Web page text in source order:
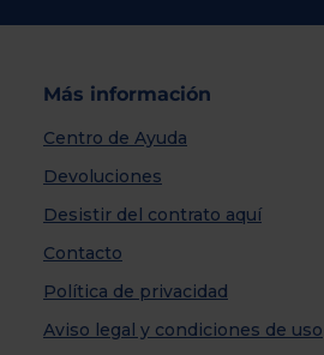
Más información
Centro de Ayuda
Devoluciones
Desistir del contrato aquí
Contacto
Política de privacidad
Aviso legal y condiciones de uso